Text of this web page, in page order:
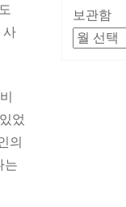
사
었
의
는
보관함